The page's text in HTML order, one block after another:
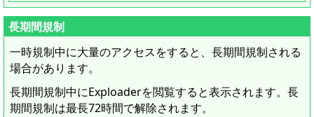
長期間規制
一時規制中に大量のアクセスをすると、長期間規制される
場合があります。
長期間規制中にExploaderを閲覧すると表示されます。 長
期間規制は最長72時間で解除されます。